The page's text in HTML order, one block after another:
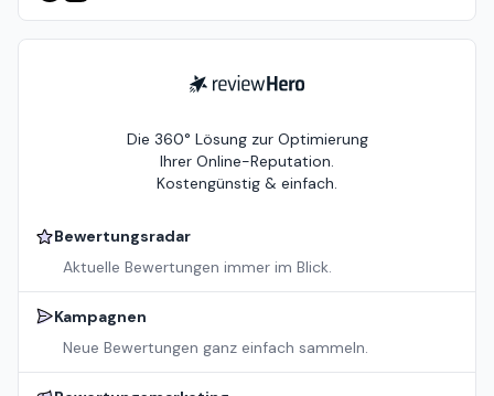
ReviewHero
Die 360° Lösung zur Optimierung
Ihrer Online-Reputation.
Kostengünstig & einfach.
Bewertungsradar
Aktuelle Bewertungen immer im Blick.
Kampagnen
Neue Bewertungen ganz einfach sammeln.